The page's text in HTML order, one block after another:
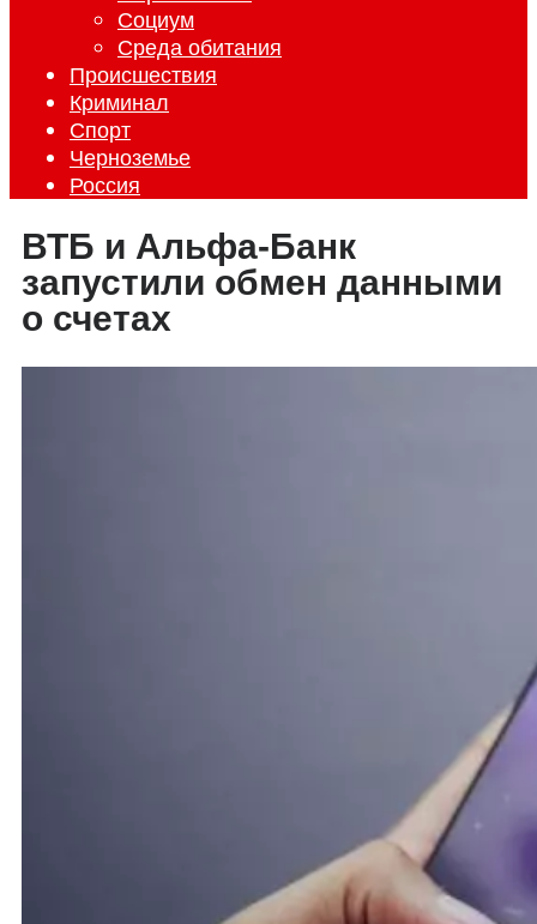
Социум
Среда обитания
Происшествия
Криминал
Спорт
Черноземье
Россия
ВТБ и Альфа-Банк
запустили обмен данными
о счетах